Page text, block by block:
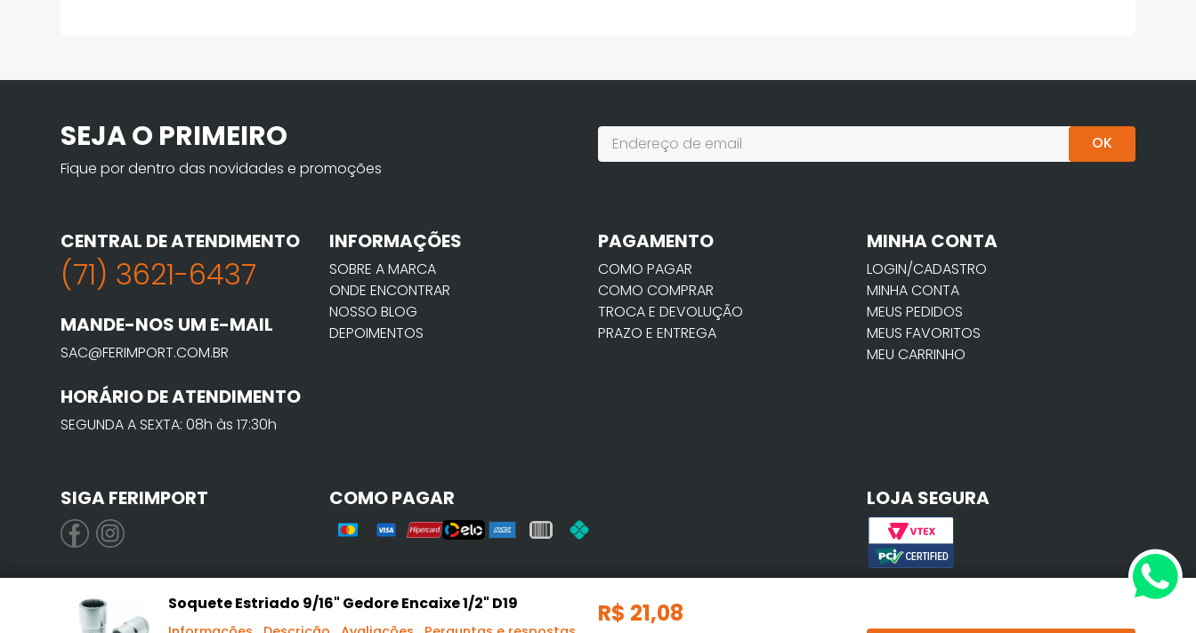
Soquete Estriado 9/16" Gedore Encaixe 1/2" D19 R$ 21,08
SEJA O PRIMEIRO
Fique por dentro das novidades e promoções
OK
CENTRAL DE ATENDIMENTO
(71) 3621-6437
MANDE-NOS UM E-MAIL
SAC@FERIMPORT.COM.BR
HORÁRIO DE ATENDIMENTO
SEGUNDA A SEXTA: 08h às 17:30h
INFORMAÇÕES
SOBRE A MARCA
ONDE ENCONTRAR
NOSSO BLOG
DEPOIMENTOS
PAGAMENTO
COMO PAGAR
COMO COMPRAR
TROCA E DEVOLUÇÃO
PRAZO E ENTREGA
MINHA CONTA
LOGIN/CADASTRO
MINHA CONTA
MEUS PEDIDOS
MEUS FAVORITOS
MEU CARRINHO
SIGA FERIMPORT COMO PAGAR LOJA SEGURA